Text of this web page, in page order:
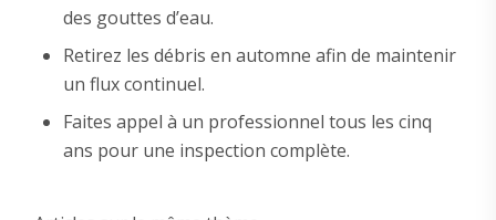
des gouttes d’eau.
Retirez les débris en automne afin de maintenir
un flux continuel.
Faites appel à un professionnel tous les cinq
ans pour une inspection complète.